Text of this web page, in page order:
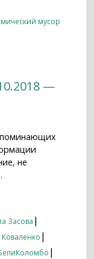
мусор
—
не
Засова |
|
|